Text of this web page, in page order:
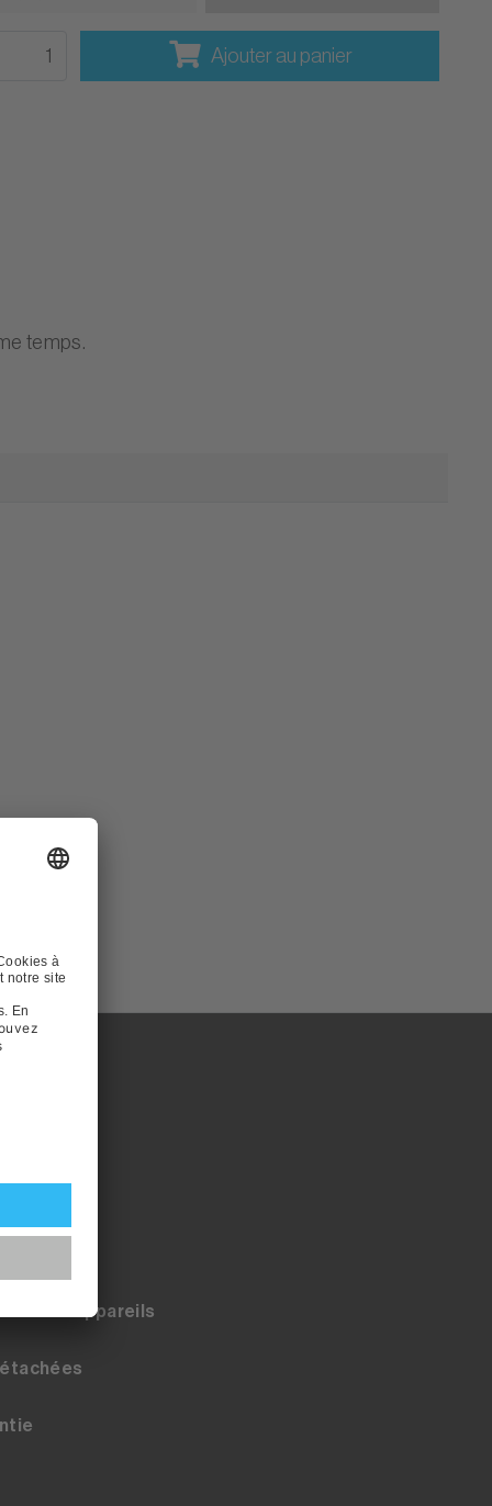
Ajouter au panier
temps.
des appareils